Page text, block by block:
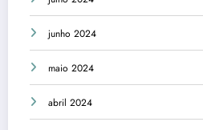
junho 2024
maio 2024
abril 2024